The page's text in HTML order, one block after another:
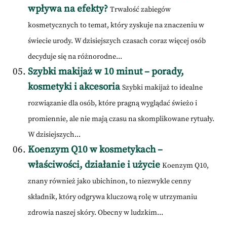
wpływa na efekty? Trwałość zabiegów
kosmetycznych to temat, który zyskuje na znaczeniu w
świecie urody. W dzisiejszych czasach coraz więcej osób
decyduje się na różnorodne...
Szybki makijaż w 10 minut – porady,
kosmetyki i akcesoria Szybki makijaż to idealne
rozwiązanie dla osób, które pragną wyglądać świeżo i
promiennie, ale nie mają czasu na skomplikowane rytuały.
W dzisiejszych...
Koenzym Q10 w kosmetykach –
właściwości, działanie i użycie Koenzym Q10,
znany również jako ubichinon, to niezwykle cenny
składnik, który odgrywa kluczową rolę w utrzymaniu
zdrowia naszej skóry. Obecny w ludzkim...